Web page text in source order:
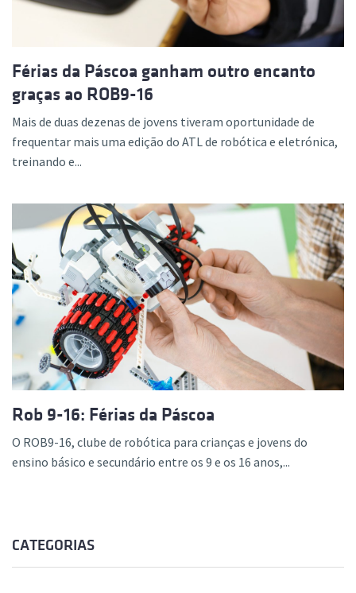
Férias da Páscoa ganham outro encanto
graças ao ROB9-16
Mais de duas dezenas de jovens tiveram oportunidade de
frequentar mais uma edição do ATL de robótica e eletrónica,
treinando e...
Rob 9-16: Férias da Páscoa
O ROB9-16, clube de robótica para crianças e jovens do
ensino básico e secundário entre os 9 e os 16 anos,...
CATEGORIAS